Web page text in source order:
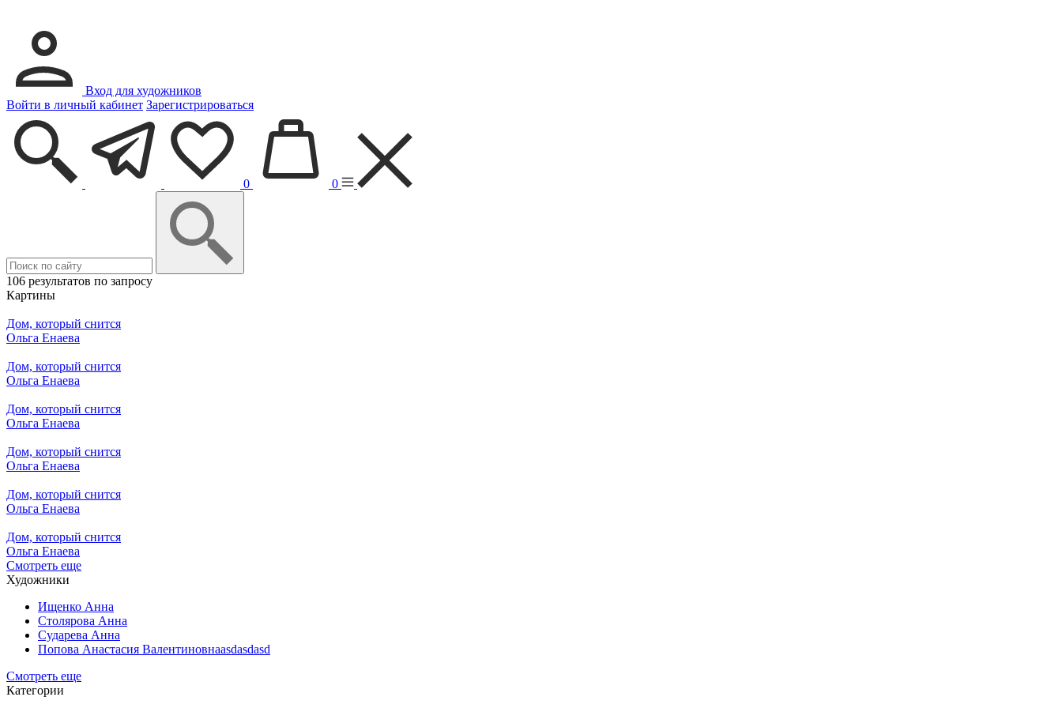
Вход для художников
Войти в личный кабинет Зарегистрироваться
0 0
106 результатов по запросу
Картины
Дом, который снится
Ольга Енаева
Дом, который снится
Ольга Енаева
Дом, который снится
Ольга Енаева
Дом, который снится
Ольга Енаева
Дом, который снится
Ольга Енаева
Дом, который снится
Ольга Енаева
Смотреть еще
Художники
Ищенко Анна
Столярова Анна
Сударева Анна
Попова Анастасия Валентиновнаasdasdasd
Смотреть еще
Категории